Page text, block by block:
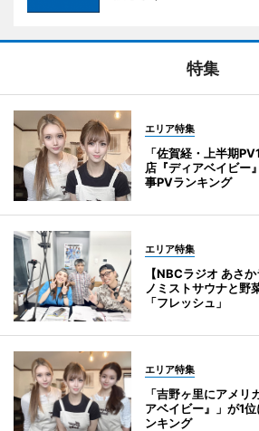
特集
エリア特集
「佐賀経・上半期
店『ディアベイビー
事PVランキング
エリア特集
【NBCラジオ あさ
ノミストサウナと野
「フレッシュ」
エリア特集
「吉野ヶ里にアメリ
アベイビー』」が1
ンキング